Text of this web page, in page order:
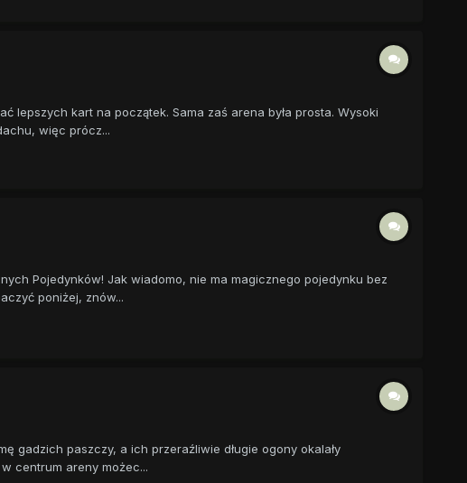
lepszych kart na początek. Sama zaś arena była prosta. Wysoki
więc prócz...
Pojedynków! Jak wiadomo, nie ma magicznego pojedynku bez
poniżej, znów...
gadzich paszczy, a ich przeraźliwie długie ogony okalały
centrum areny możec...